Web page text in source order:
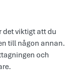
det viktigt att du
till någon annan.
och